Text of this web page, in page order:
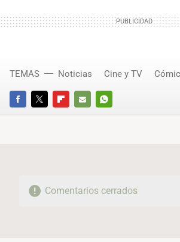
FACEBOOKTWITTERFLIPBOARD
E-
WHATSAPP
TEMAS Noticias Cine y TV
Comentarios cerrados